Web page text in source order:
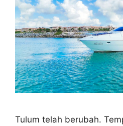
Tulum telah berubah.